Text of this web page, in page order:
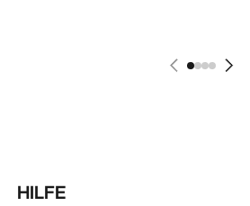
HILFE